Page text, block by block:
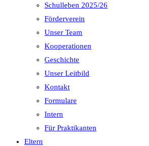
Schulleben 2025/26
Förderverein
Unser Team
Kooperationen
Geschichte
Unser Leitbild
Kontakt
Formulare
Intern
Für Praktikanten
Eltern